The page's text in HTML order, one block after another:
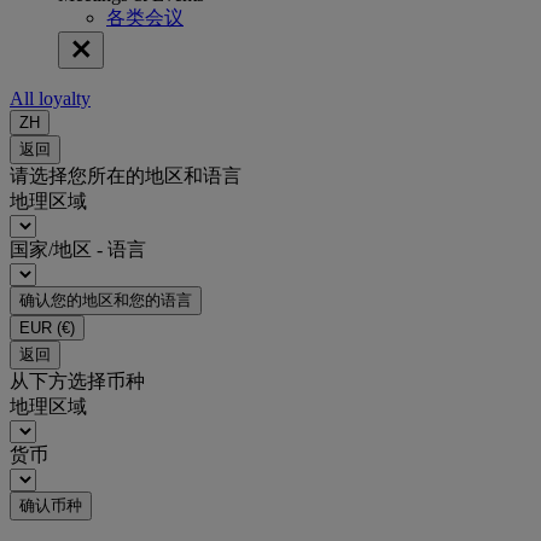
各类会议
All loyalty
ZH
返回
请选择您所在的地区和语言
地理区域
国家/地区 - 语言
确认您的地区和您的语言
EUR (€)
返回
从下方选择币种
地理区域
货币
确认币种